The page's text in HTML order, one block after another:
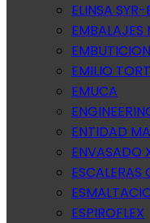
ELINSA
EMILIO
EMUCA
ENTIDAD
ENVASADO
ESCALERAS
ESPIROFLEX